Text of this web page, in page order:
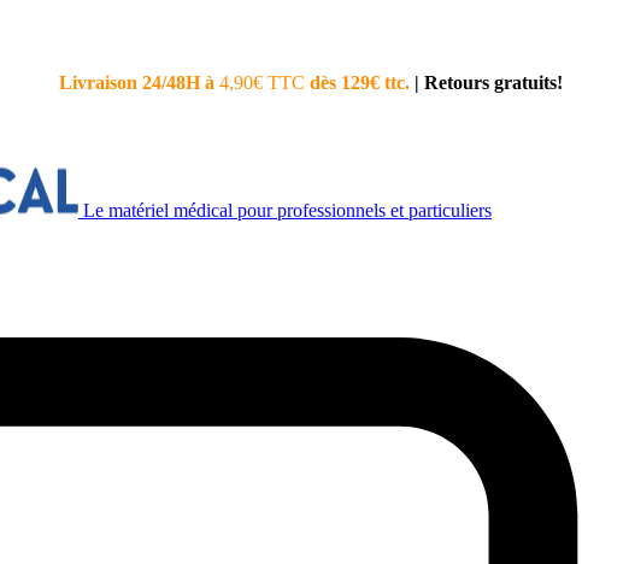
Livraison 24/48H à 4,90€ TTC dès 129€ ttc. | Retours gratuits!
Le matériel médical pour professionnels et particuliers